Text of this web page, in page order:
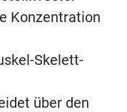
Konzentration
Skelett-
über den